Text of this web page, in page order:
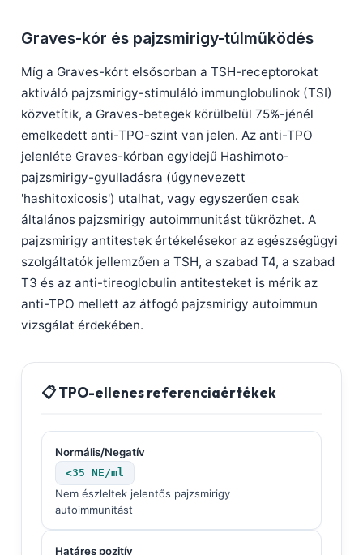
Graves-kór és pajzsmirigy-túlműködés
Míg a Graves-kórt elsősorban a TSH-receptorokat
aktiváló pajzsmirigy-stimuláló immunglobulinok (TSI)
közvetítik, a Graves-betegek körülbelül 75%-jénél
emelkedett anti-TPO-szint van jelen. Az anti-TPO
jelenléte Graves-kórban egyidejű Hashimoto-
pajzsmirigy-gyulladásra (úgynevezett
'hashitoxicosis') utalhat, vagy egyszerűen csak
általános pajzsmirigy autoimmunitást tükrözhet. A
pajzsmirigy antitestek értékelésekor az egészségügyi
szolgáltatók jellemzően a TSH, a szabad T4, a szabad
T3 és az anti-tireoglobulin antitesteket is mérik az
anti-TPO mellett az átfogó pajzsmirigy autoimmun
vizsgálat érdekében.
📋 TPO-ellenes referenciaértékek
Normális/Negatív
<35 NE/ml
Nem észleltek jelentős pajzsmirigy
autoimmunitást
Határes pozitív
اردو
मराठी
తెలుగు
தமிழ்
Bahasa Melayu
Tiếng Việt
Tagalog
ไทย
ဗမာစာ
ភាសាខ្មែរ
Kiswahili
አማርኛ
Українська
Қазақ тілі